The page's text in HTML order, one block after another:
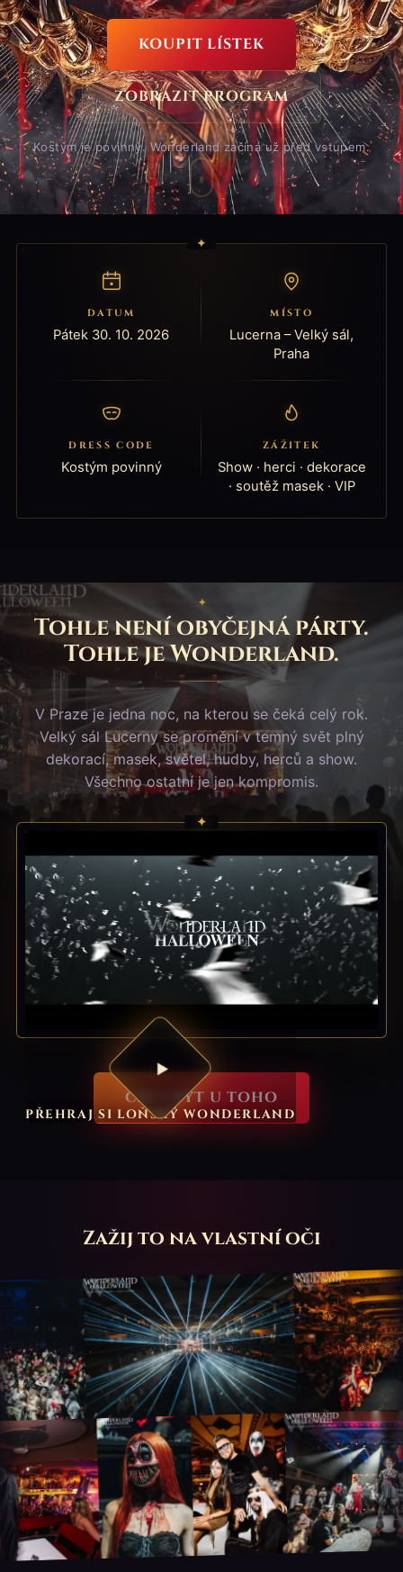
KOUPIT LÍSTEK
ZOBRAZIT PROGRAM
Kostým je povinný. Wonderland začíná už před vstupem.
✦
DATUM
Pátek 30. 10. 2026
MÍSTO
Lucerna – Velký sál,
Praha
DRESS CODE
Kostým povinný
ZÁŽITEK
Show · herci · dekorace
· soutěž masek · VIP
Tohle není obyčejná párty.
Tohle je Wonderland.
V Praze je jedna noc, na kterou se čeká celý rok.
Velký sál Lucerny se promění v temný svět plný
dekorací, masek, světel, hudby, herců a show.
Všechno ostatní je jen kompromis.
✦
PŘEHRAJ SI LOŇSKÝ WONDERLAND
CHCI BÝT U TOHO
Zažij to na vlastní oči